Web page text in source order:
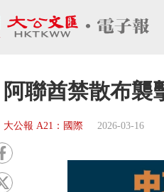
阿聯酋禁散布襲
大公報 A21：國際 2026-03-16